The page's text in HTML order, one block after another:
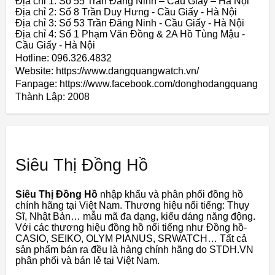
Địa chỉ 2: Số 8 Trần Duy Hưng - Cầu Giấy - Hà Nội
Địa chỉ 3: Số 53 Trần Đăng Ninh - Cầu Giấy - Hà Nội
Địa chỉ 4: Số 1 Phạm Văn Đồng & 2A Hồ Tùng Mậu -
Cầu Giấy - Hà Nội
Hotline: 096.326.4832
Website: https://www.dangquangwatch.vn/
Fanpage: https://www.facebook.com/donghodangquang
Thành Lập: 2008
Siêu Thị Đồng Hồ
Siêu Thị Đồng Hồ nhập khẩu và phân phối đồng hồ
chính hãng tại Việt Nam. Thương hiệu nổi tiếng: Thụy
Sĩ, Nhật Bản… mẫu mã đa dạng, kiểu dáng năng động.
Với các thương hiệu đồng hồ nổi tiếng như Đồng hồ-
CASIO, SEIKO, OLYM PIANUS, SRWATCH… Tất cả
sản phẩm bán ra đều là hàng chính hãng do STDH.VN
phân phối và bán lẻ tại Việt Nam.